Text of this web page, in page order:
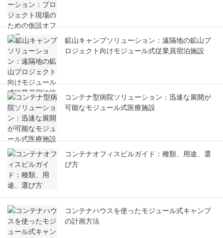
鉱山キャンプソリューション：遠隔地の鉱山プ
ロジェクト向けモジュール式従業員宿泊施設
コンテナ型病院ソリューション：迅速な展開が
可能なモジュール式医療施設
コンテナオフィスビルガイド：種類、用途、選
び方
コンテナハウスを使ったモジュール式キャンプ
の計画方法